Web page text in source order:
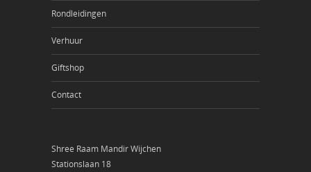
Rondleidingen
Verhuur
Giftshop
Contact
Shree Raam Mandir Wijchen
Stationslaan 18